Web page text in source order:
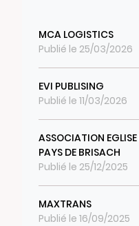
MCA LOGISTICS
Publié le 25/03/2026
EVI PUBLISING
Publié le 11/03/2026
ASSOCIATION
PAYS DE BRISACH
Publié le 25/12/2025
MAXTRANS
Publié le 16/09/2025